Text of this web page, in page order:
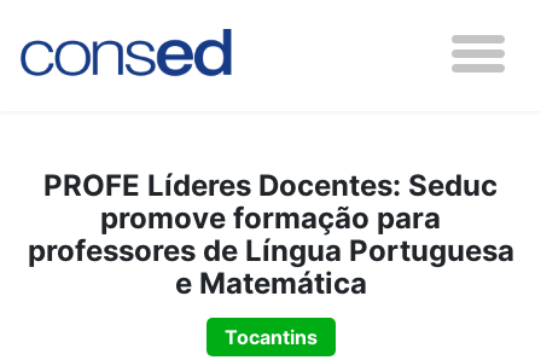
PROFE Líderes Docentes: Seduc
promove formação para
professores de Língua Portuguesa
e Matemática
Tocantins